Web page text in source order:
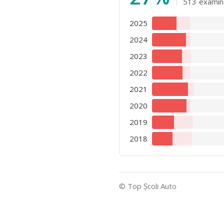
2025
2024
2023
2022
2021
2020
2019
2018
© Top Şcoli Auto